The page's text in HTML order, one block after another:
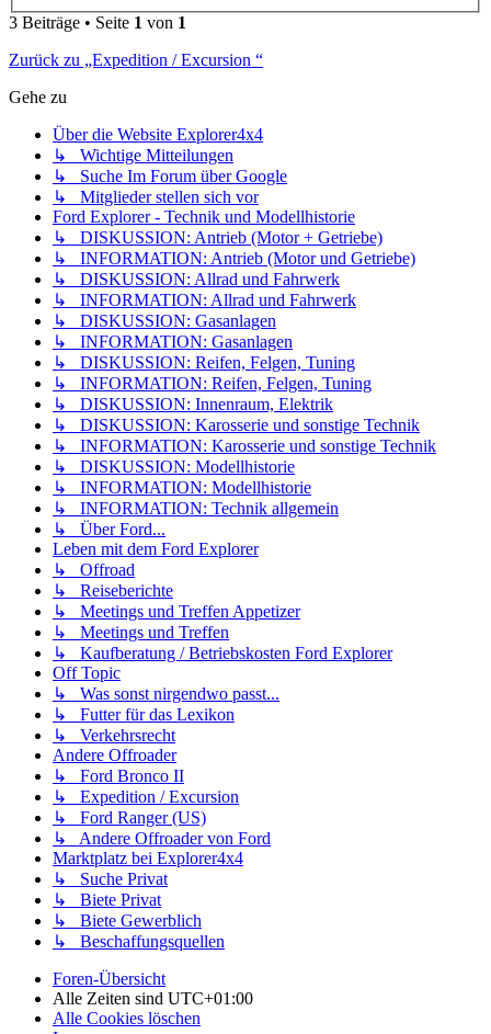
3 Beiträge • Seite 1 von 1
Zurück zu „Expedition / Excursion “
Gehe zu
Über die Website Explorer4x4
↳ Wichtige Mitteilungen
↳ Suche Im Forum über Google
↳ Mitglieder stellen sich vor
Ford Explorer - Technik und Modellhistorie
↳ DISKUSSION: Antrieb (Motor + Getriebe)
↳ INFORMATION: Antrieb (Motor und Getriebe)
↳ DISKUSSION: Allrad und Fahrwerk
↳ INFORMATION: Allrad und Fahrwerk
↳ DISKUSSION: Gasanlagen
↳ INFORMATION: Gasanlagen
↳ DISKUSSION: Reifen, Felgen, Tuning
↳ INFORMATION: Reifen, Felgen, Tuning
↳ DISKUSSION: Innenraum, Elektrik
↳ DISKUSSION: Karosserie und sonstige Technik
↳ INFORMATION: Karosserie und sonstige Technik
↳ DISKUSSION: Modellhistorie
↳ INFORMATION: Modellhistorie
↳ INFORMATION: Technik allgemein
↳ Über Ford...
Leben mit dem Ford Explorer
↳ Offroad
↳ Reiseberichte
↳ Meetings und Treffen Appetizer
↳ Meetings und Treffen
↳ Kaufberatung / Betriebskosten Ford Explorer
Off Topic
↳ Was sonst nirgendwo passt...
↳ Futter für das Lexikon
↳ Verkehrsrecht
Andere Offroader
↳ Ford Bronco II
↳ Expedition / Excursion
↳ Ford Ranger (US)
↳ Andere Offroader von Ford
Marktplatz bei Explorer4x4
↳ Suche Privat
↳ Biete Privat
↳ Biete Gewerblich
↳ Beschaffungsquellen
Foren-Übersicht
Alle Zeiten sind UTC+01:00
Alle Cookies löschen